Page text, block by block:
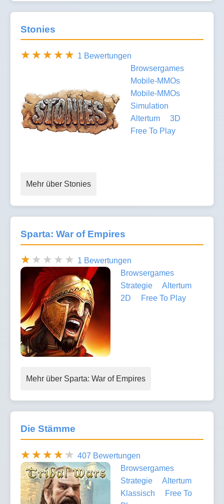
Stonies
1 Bewertungen
Browsergames
Mobile-MMOs
Mobile-MMOs
Simulation
Altertum
3D
Free To Play
Mehr über Stonies
Sparta: War of Empires
1 Bewertungen
Browsergames
Strategie
Altertum
2D
Free To Play
Mehr über Sparta: War of Empires
Die Stämme
407 Bewertungen
Browsergames
Strategie
Altertum
Klassisch
Free To